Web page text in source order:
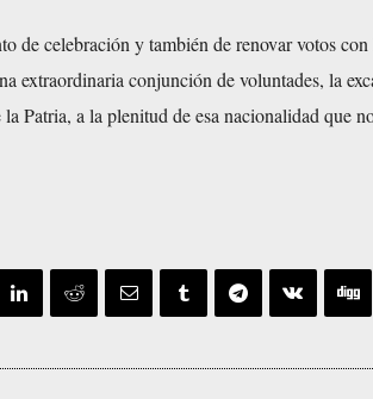
de celebración y también de renovar votos
extraordinaria conjunción de voluntades, la
Patria, a la plenitud de esa nacionalidad que